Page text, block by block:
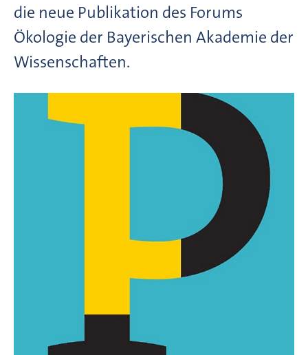
die neue Publikation des Forums
Ökologie der Bayerischen Akademie der
Wissenschaften.